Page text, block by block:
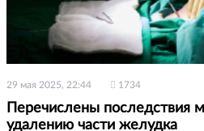
29 мая 2025, 22:44 1734
Перечислены последствия
удалению части желудка